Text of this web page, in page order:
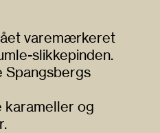
varemærkeret
slikkepinden.
karameller og